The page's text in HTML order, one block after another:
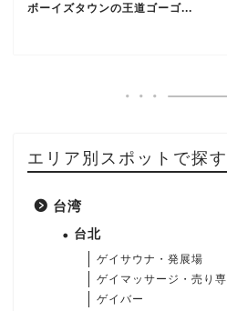
ボーイズタウンの王道ゴーゴ...
エリア別スポットで探す
台湾
台北
ゲイサウナ・発展場
ゲイマッサージ・売り専
ゲイバー